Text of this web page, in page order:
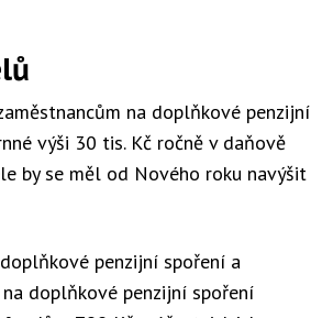
na doplňkové penzijní
výši 30 tis. Kč ročně v daňově
by se měl od Nového roku navýšit
penzijní spoření a
doplňkové penzijní spoření